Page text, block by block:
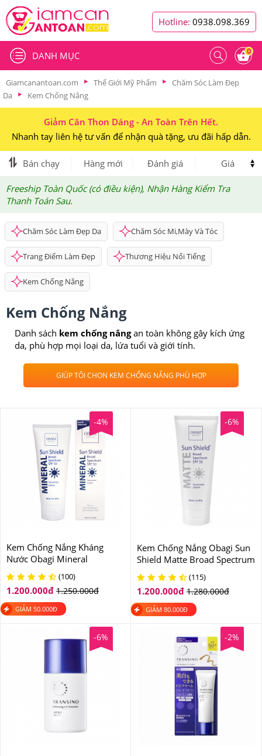
Hotline: 0938.098.369
0
DANH MỤC
Giamcanantoan.com Thế Giới Mỹ Phẩm
Chăm Sóc Làm Đẹp
Da
Kem Chống Nắng
Giảm Cân Thon Dáng - An Toàn Trên Hết.
Nhanh tay liên hệ tư vấn để nhận quà tặng, ưu đãi hấp dẫn.
Bán chạy Hàng mới Đánh giá Giá
Freeship Toàn Quốc (có điều kiện), Nhận Hàng Kiểm Tra
Thanh Toán Sau.
Chăm Sóc Làm Đẹp Da Chăm Sóc Mi,Mày Và Tóc
Trang Điểm Làm Đẹp Thương Hiệu Nổi Tiếng
Kem Chống Nắng
Kem Chống Nắng
Danh sách kem chống nắngan toàn không gây kích ứng
da, phù hợp mọi loại da, lứa tuổi và giới tính.
GIÚP TÔI CHỌN KEM CHỐNG NẮNG PHÙ HỢP
-4%
Kem Chống Nắng Kháng
Nước Obagi Mineral
Sunshield Broad Spectrum
SPF 50 85g
(100)
1.200.000đ 1.250.000đ
GIẢM 50.000Đ
-6%
Kem Chống Nắng Obagi Sun
Shield Matte Broad Spectrum
Premium SPF 50 85g
(115)
1.200.000đ 1.280.000đ
GIẢM 80.000Đ
-6% -2%